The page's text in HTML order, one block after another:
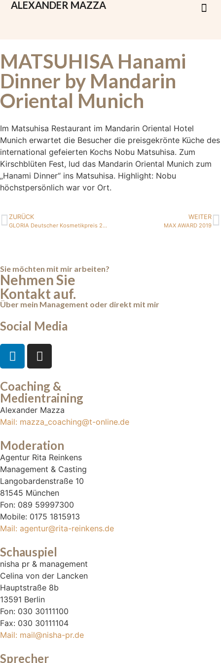
ALEXANDER MAZZA
MATSUHISA Hanami
Dinner by Mandarin
Oriental Munich
Im Matsuhisa Restaurant im Mandarin Oriental Hotel
Munich erwartet die Besucher die preisgekrönte Küche des
international gefeierten Kochs Nobu Matsuhisa. Zum
Kirschblüten Fest, lud das Mandarin Oriental Munich zum
„Hanami Dinner“ ins Matsuhisa. Highlight: Nobu
höchstpersönlich war vor Ort.
ZURÜCK
GLORIA Deutscher Kosmetikpreis 2019
WEITER
MAX AWARD 2019
Sie möchten mit mir arbeiten?
Nehmen Sie
Kontakt auf.
Über mein Management oder direkt mit mir
Social Media
Coaching &
Medientraining
Alexander Mazza
Mail: mazza_coaching@t-online.de
Moderation
Agentur Rita Reinkens
Management & Casting
Langobardenstraße 10
81545 München
Fon: 089 59997300
Mobile: 0175 1815913
Mail: agentur@rita-reinkens.de
Schauspiel
nisha pr & management
Celina von der Lancken
Hauptstraße 8b
13591 Berlin
Fon: 030 30111100
Fax: 030 30111104
Mail: mail@nisha-pr.de
Sprecher